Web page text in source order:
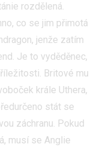
rozdělená.
co se jim přimotá
jenže zatím
Je to vyděděnec,
Britové mu
krále Uthera,
stát se
záchranu. Pokud
musí se Anglie